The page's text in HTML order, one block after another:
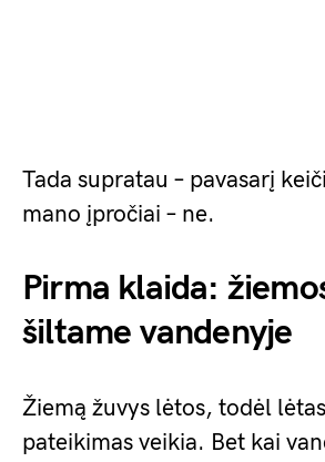
Tada supratau – pavasarį
mano įpročiai – ne.
Pirma klaida:
šiltame vandenyje
Žiemą žuvys lėtos, todėl
pateikimas veikia. Bet kai